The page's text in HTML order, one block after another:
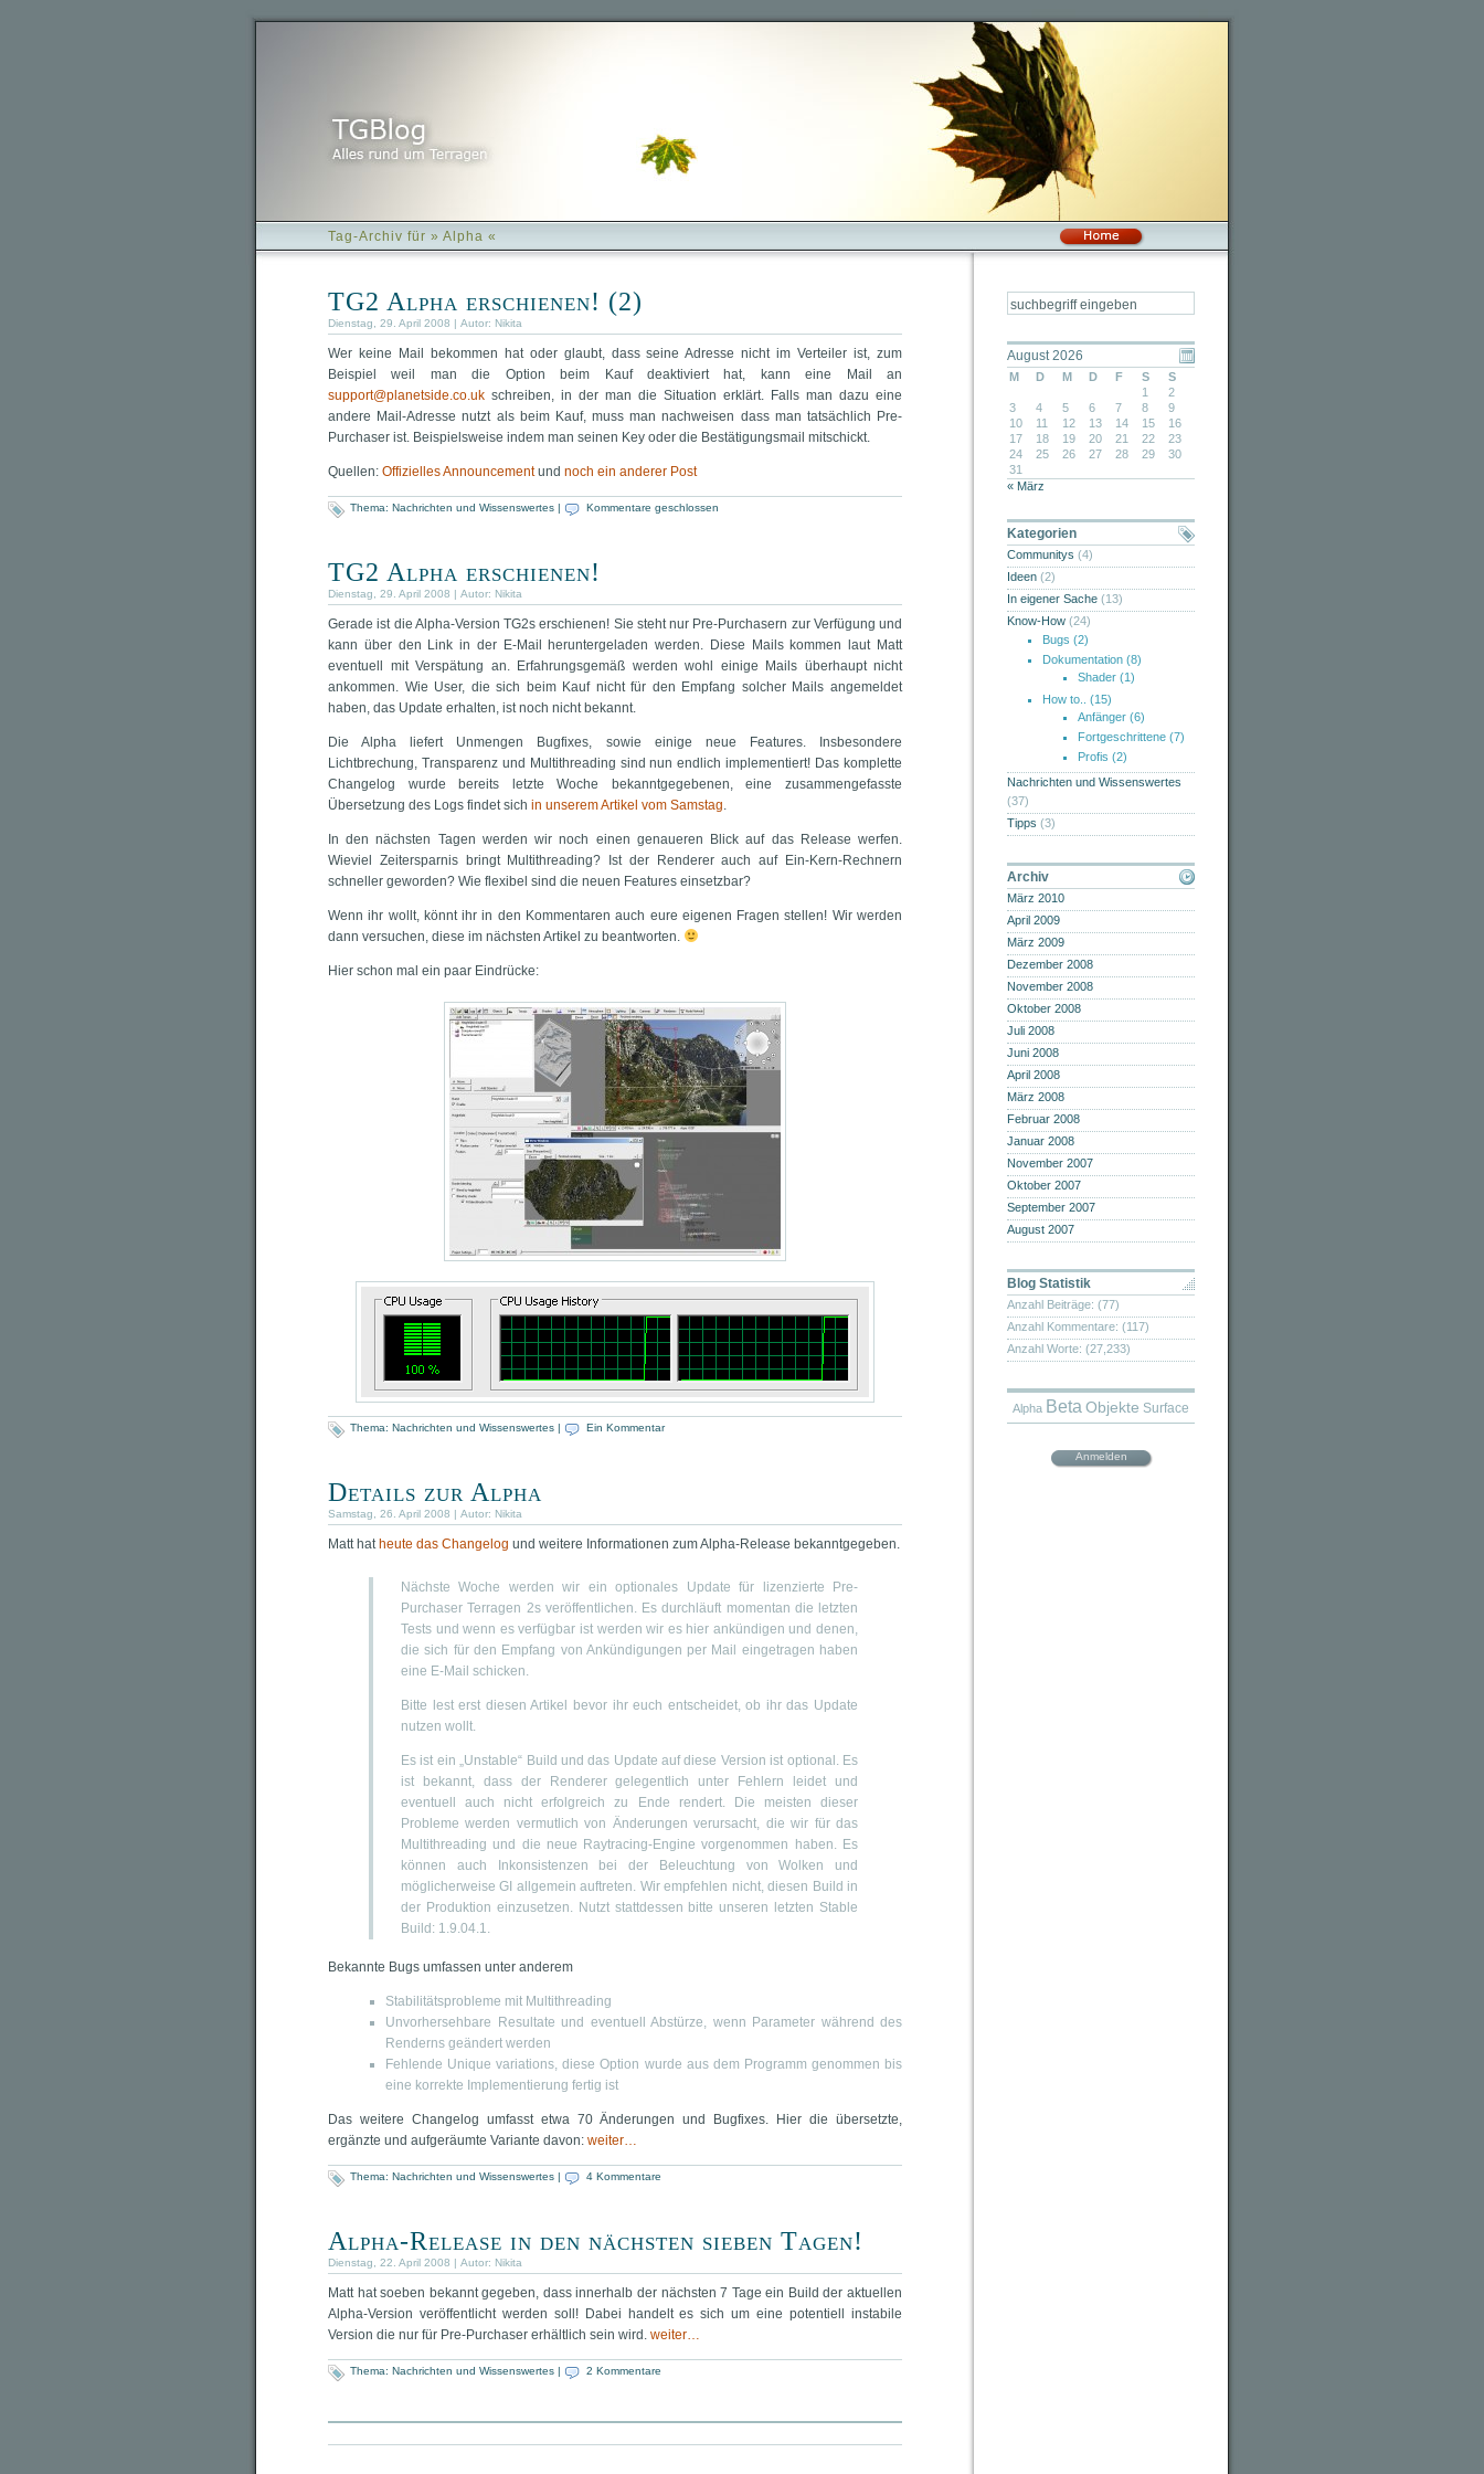
Tag-Archiv für » Alpha «
TG2 Alpha erschienen! (2)
Dienstag, 29. April 2008 | Autor: Nikita
Wer keine Mail bekommen hat oder glaubt, dass seine Adresse nicht im Verteiler ist, zum
Beispiel weil man die Option beim Kauf deaktiviert hat, kann eine Mail an
support@planetside.co.uk schreiben, in der man die Situation erklärt. Falls man dazu eine
andere Mail-Adresse nutzt als beim Kauf, muss man nachweisen dass man tatsächlich Pre-
Purchaser ist. Beispielsweise indem man seinen Key oder die Bestätigungsmail mitschickt.
Quellen: Offizielles Announcementund noch ein anderer Post
Thema: Nachrichten und Wissenswertes | Kommentare geschlossen
TG2 Alpha erschienen!
Dienstag, 29. April 2008 | Autor: Nikita
Gerade ist die Alpha-Version TG2s erschienen! Sie steht nur Pre-Purchasern zur Verfügung und
kann über den Link in der E-Mail heruntergeladen werden. Diese Mails kommen laut Matt
eventuell mit Verspätung an. Erfahrungsgemäß werden wohl einige Mails überhaupt nicht
ankommen. Wie User, die sich beim Kauf nicht für den Empfang solcher Mails angemeldet
haben, das Update erhalten, ist noch nicht bekannt.
Die Alpha liefert Unmengen Bugfixes, sowie einige neue Features. Insbesondere
Lichtbrechung, Transparenz und Multithreading sind nun endlich implementiert! Das komplette
Changelog wurde bereits letzte Woche bekanntgegebenen, eine zusammengefasste
Übersetzung des Logs findet sich in unserem Artikel vom Samstag.
In den nächsten Tagen werden wir noch einen genaueren Blick auf das Release werfen.
Wieviel Zeitersparnis bringt Multithreading? Ist der Renderer auch auf Ein-Kern-Rechnern
schneller geworden? Wie flexibel sind die neuen Features einsetzbar?
Wenn ihr wollt, könnt ihr in den Kommentaren auch eure eigenen Fragen stellen! Wir werden
dann versuchen, diese im nächsten Artikel zu beantworten.
Hier schon mal ein paar Eindrücke:
Thema: Nachrichten und Wissenswertes | Ein Kommentar
Details zur Alpha
Samstag, 26. April 2008 | Autor: Nikita
Matt hat heute das Changelog und weitere Informationen zum Alpha-Release bekanntgegeben.
Nächste Woche werden wir ein optionales Update für lizenzierte Pre-
Purchaser Terragen 2s veröffentlichen. Es durchläuft momentan die letzten
Tests und wenn es verfügbar ist werden wir es hier ankündigen und denen,
die sich für den Empfang von Ankündigungen per Mail eingetragen haben
eine E-Mail schicken.
Bitte lest erst diesen Artikel bevor ihr euch entscheidet, ob ihr das Update
nutzen wollt.
Es ist ein „Unstable“ Build und das Update auf diese Version ist optional. Es
ist bekannt, dass der Renderer gelegentlich unter Fehlern leidet und
eventuell auch nicht erfolgreich zu Ende rendert. Die meisten dieser
Probleme werden vermutlich von Änderungen verursacht, die wir für das
Multithreading und die neue Raytracing-Engine vorgenommen haben. Es
können auch Inkonsistenzen bei der Beleuchtung von Wolken und
möglicherweise GI allgemein auftreten. Wir empfehlen nicht, diesen Build in
der Produktion einzusetzen. Nutzt stattdessen bitte unseren letzten Stable
Build: 1.9.04.1.
Bekannte Bugs umfassen unter anderem
Stabilitätsprobleme mit Multithreading
Unvorhersehbare Resultate und eventuell Abstürze, wenn Parameter während des
Renderns geändert werden
Fehlende Unique variations, diese Option wurde aus dem Programm genommen bis
eine korrekte Implementierung fertig ist
Das weitere Changelog umfasst etwa 70 Änderungen und Bugfixes. Hier die übersetzte,
ergänzte und aufgeräumte Variante davon: weiter…
Thema: Nachrichten und Wissenswertes | 4 Kommentare
Alpha-Release in den nächsten sieben Tagen!
Dienstag, 22. April 2008 | Autor: Nikita
Matt hat soeben bekannt gegeben, dass innerhalb der nächsten 7 Tage ein Build der aktuellen
Alpha-Version veröffentlicht werden soll! Dabei handelt es sich um eine potentiell instabile
Version die nur für Pre-Purchaser erhältlich sein wird. weiter…
Thema: Nachrichten und Wissenswertes | 2 Kommentare
August 2026
M D M D F S
S
1
2
3
4 5 6 7 8
9
10
11 12 13 14 15
16
17
18 19 20 21 22
23
24
25 26 27 28 29
30
31
« März
Kategorien
Communitys (4)
Ideen (2)
In eigener Sache (13)
Know-How (24)
Bugs (2)
Dokumentation (8)
Shader (1)
How to..
(15)
Anfänger (6)
Fortgeschrittene (7)
Profis (2)
Nachrichten und Wissenswertes
(37)
Tipps (3)
Archiv
März 2010
April 2009
März 2009
Dezember 2008
November 2008
Oktober 2008
Juli 2008
Juni 2008
April 2008
März 2008
Februar 2008
Januar 2008
November 2007
Oktober 2007
September 2007
August 2007
Blog Statistik
Anzahl Beiträge: (77)
Anzahl Kommentare: (117)
Anzahl Worte: (27,233)
Alpha Beta Objekte Surface
Anmelden